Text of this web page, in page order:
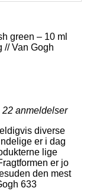
green – 10 ml
// Van Gogh
22 anmeldelser
diverse
er i dag
lige
er jo
den mest
633